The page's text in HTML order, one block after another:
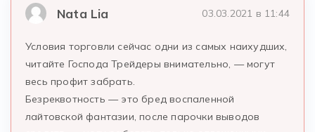
Nata Lia 03.03.2021 в 11:44
Условия торговли сейчас одни из самых наихудших,
читайте Господа Трейдеры внимательно, — могут
весь профит забрать.
Безреквотность — это бред воспаленной
лайтовской фантазии, после парочки выводов